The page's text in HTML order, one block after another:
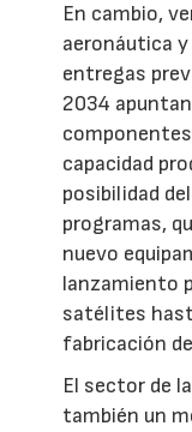
En cambio,
aeronáutica
entregas
2034
capacidad
posibilidad
programas,
nuevo
lanzamiento
satélites
fabricación
El sector de
también un